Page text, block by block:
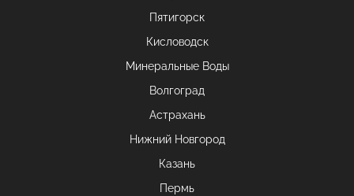
Пятигорск
Кисловодск
Минеральные Воды
Волгоград
Астрахань
Нижний Новгород
Казань
Пермь